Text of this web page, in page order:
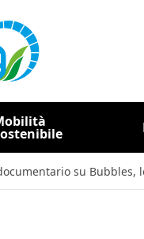
su Bubbles,